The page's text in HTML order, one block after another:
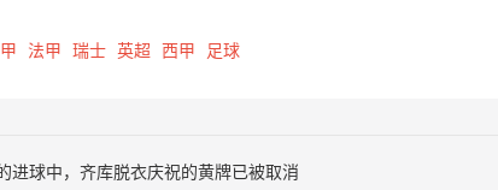
法甲 瑞士 英超 西甲 足球
进球中，齐库脱衣庆祝的黄牌已被取消